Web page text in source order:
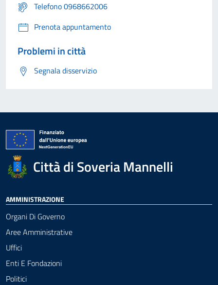
Telefono 0968662006
Prenota appuntamento
Problemi in città
Segnala disservizio
Città di Soveria Mannelli
AMMINISTRAZIONE
Organi Di Governo
Aree Amministrative
Uffici
Enti E Fondazioni
Politici